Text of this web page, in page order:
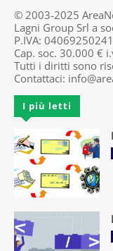
© 2003-2025
Lagni Group Srl a
P.IVA:
Cap. soc. 30.000 €
Tutti i diritti sono
Contattaci:
I più letti